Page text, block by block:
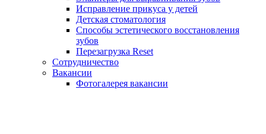
Исправление прикуса у детей
Детская стоматология
Способы эстетического восстановления
зубов
Перезагрузка Reset
Сотрудничество
Вакансии
Фотогалерея вакансии